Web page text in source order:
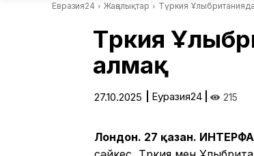
Евразия24 Жаңалықтар Түркия
Түркия
алмақ
27.10.2025 Еуразия24 215
Лондон. 27 қазан.